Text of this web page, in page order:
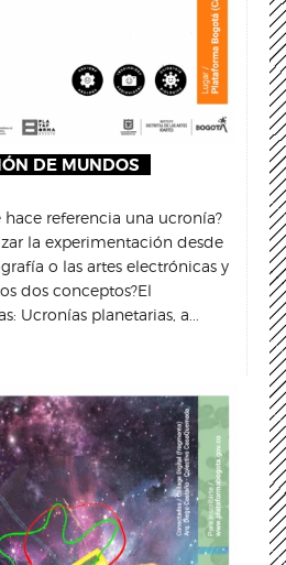
DE MUNDOS
hace referencia una ucronía?
la experimentación desde
o las artes electrónicas y
dos conceptos?El
Ucronías planetarias, a...